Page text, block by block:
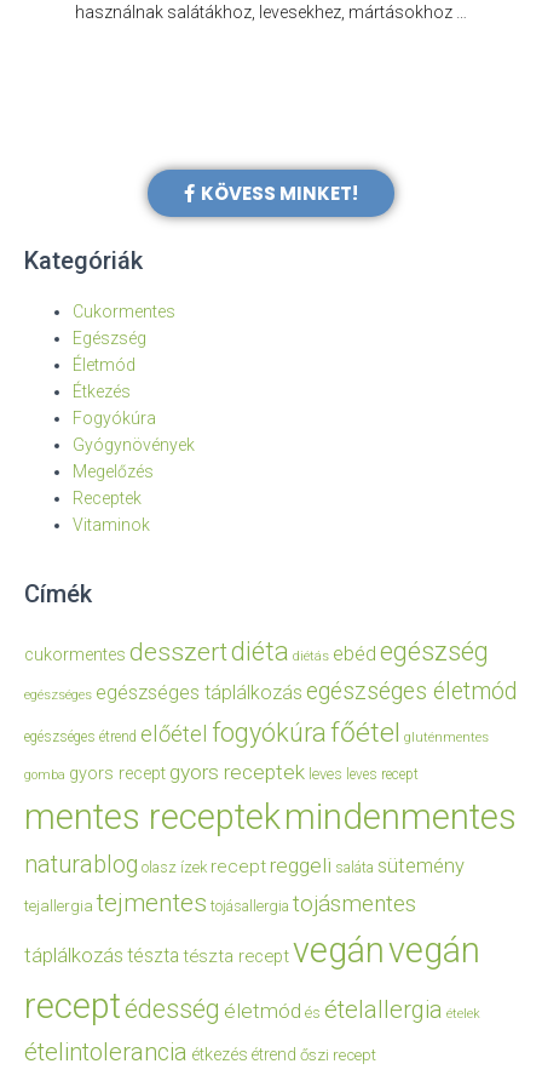
használnak salátákhoz, levesekhez, mártásokhoz …
KÖVESS MINKET!
Kategóriák
Cukormentes
Egészség
Életmód
Étkezés
Fogyókúra
Gyógynövények
Megelőzés
Receptek
Vitaminok
Címék
cukormentes desszertdiéta diétás ebéd egészség
egészséges egészséges táplálkozás egészséges életmód
egészséges étrend előétel fogyókúrafőétel gluténmentes
gomba gyors recept gyors receptek leves leves recept
mentes receptekmindenmentes
naturablog olasz ízek recept reggeli saláta sütemény
tejallergia tejmentes tojásallergia tojásmentes
táplálkozás tészta tészta receptvegánvegán
receptédesség életmód és ételallergia ételek
ételintolerancia étkezés étrend őszi recept